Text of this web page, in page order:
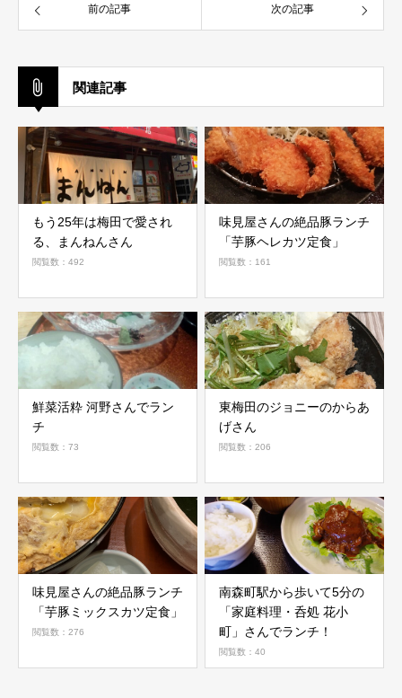
前の記事 次の記事
関連記事
もう25年は梅田で愛され
る、まんねんさん
閲覧数：492
味見屋さんの絶品豚ランチ
「芋豚ヘレカツ定食」
閲覧数：161
鮮菜活粋 河野さんでラン
チ
閲覧数：73
東梅田のジョニーのからあ
げさん
閲覧数：206
味見屋さんの絶品豚ランチ
「芋豚ミックスカツ定食」
閲覧数：276
南森町駅から歩いて5分の
「家庭料理・呑処 花小
町」さんでランチ！
閲覧数：40